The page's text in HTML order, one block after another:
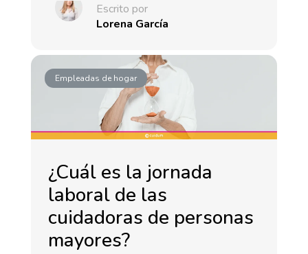
Escrito por
Lorena García
Empleadas de hogar
¿Cuál es la jornada
laboral de las
cuidadoras de personas
mayores?